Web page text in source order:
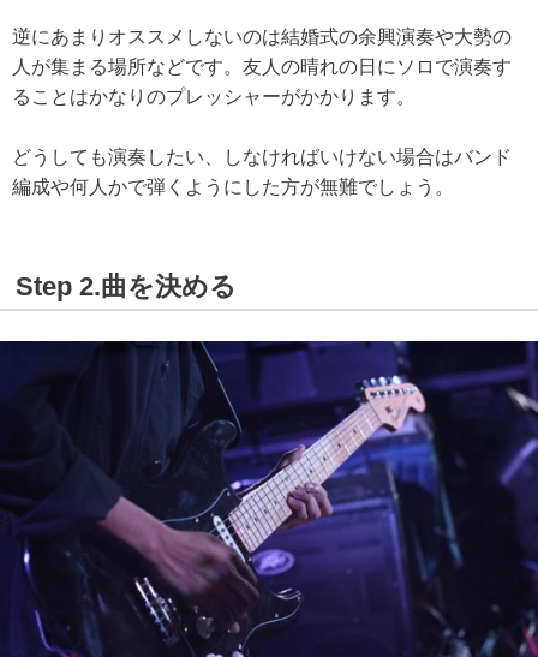
逆にあまりオススメしないのは結婚式の余興演奏や大勢の
人が集まる場所などです。友人の晴れの日にソロで演奏す
ることはかなりのプレッシャーがかかります。
どうしても演奏したい、しなければいけない場合はバンド
編成や何人かで弾くようにした方が無難でしょう。
Step 2.曲を決める